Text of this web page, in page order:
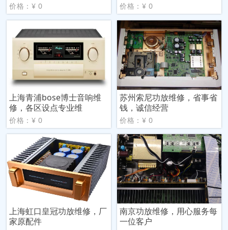
价格：¥ 0 价格：¥ 0
上海青浦bose博士音响维
修，各区设点专业维
价格：¥ 0
苏州索尼功放维修，省事省
钱，诚信经营
价格：¥ 0
上海虹口皇冠功放维修，厂
家原配件
南京功放维修，用心服务每
一位客户